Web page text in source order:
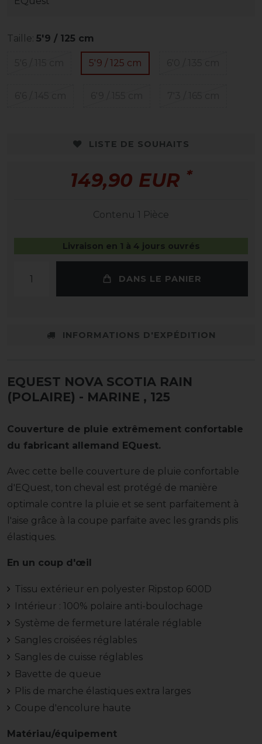
Taille: 5'9 / 125 cm
5'9 / 125 cm
LISTE DE SOUHAITS
149,90 EUR *
Contenu 1 Pièce
Livraison en 1 à 4 jours ouvrés
DANS LE PANIER
INFORMATIONS D'EXPÉDITION
EQUEST NOVA SCOTIA RAIN
(POLAIRE) - MARINE , 125
Couverture de pluie extrêmement confortable
du fabricant allemand EQuest.
Avec cette belle couverture de pluie confortable
d'EQuest, ton cheval est protégé de manière
optimale contre la pluie et se sent parfaitement à
l'aise grâce à la coupe parfaite avec les grands plis
élastiques.
En un coup d'œil
Tissu extérieur en polyester Ripstop 600D
Intérieur : 100% polaire anti-boulochage
Système de fermeture latérale réglable
Sangles croisées réglables
Sangles de cuisse réglables
Bavette de queue
Plis de marche élastiques extra larges
Coupe d'encolure haute
Matériau/équipement